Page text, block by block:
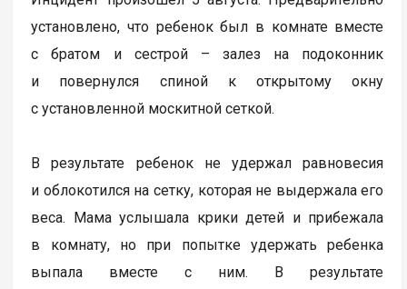
установлено, что ребенок был в комнате вместе
с братом и сестрой – залез на подоконник
и повернулся спиной к открытому окну
с установленной москитной сеткой.
В результате ребенок не удержал равновесия
и облокотился на сетку, которая не выдержала его
веса. Мама услышала крики детей и прибежала
в комнату, но при попытке удержать ребенка
выпала вместе с ним. В результате